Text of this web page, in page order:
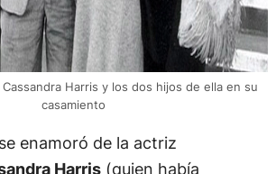
Harris y los dos hijos de ella en su
casamiento
enamoró de la actriz
Harris(quien había